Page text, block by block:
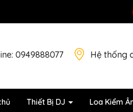
0949888077 Hệ thống
Thiết Bị DJ Loa Kiểm